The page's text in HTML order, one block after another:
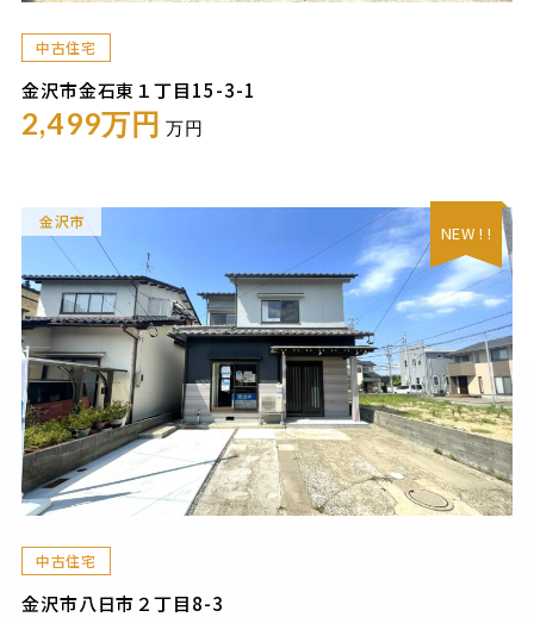
中古住宅
金沢市金石東１丁目15-3-1
2,499万円 万円
金沢市
NEW ! !
中古住宅
金沢市八日市２丁目8-3